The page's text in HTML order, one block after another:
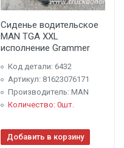
Сиденье водительское
MAN TGA XXL
исполнение Grammer
Код детали: 6432
Артикул: 81623076171
Производитель: MAN
Количество: 0шт.
Добавить в корзину